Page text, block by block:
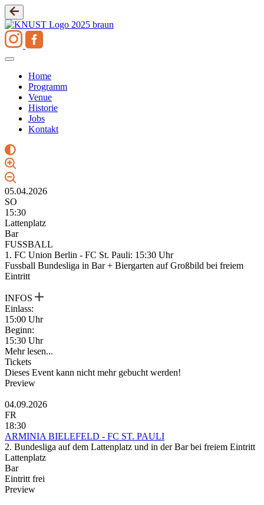
Zum
Inhalt
springen
Home
Programm
Venue
Historie
Jobs
Kontakt
05.04.2026
SO
15:30
Lattenplatz
Bar
FUSSBALL
1. FC Union Berlin - FC St. Pauli: 15:30 Uhr
Fussball Bundesliga in Bar + Biergarten auf Großbild bei freiem
Eintritt
INFOS
Einlass:
15:00 Uhr
Beginn:
15:30 Uhr
Mehr lesen...
Tickets
Dieses Event kann nicht mehr gebucht werden!
Preview
04.09.2026
FR
18:30
ARMINIA BIELEFELD - FC ST. PAULI
2. Bundesliga auf dem Lattenplatz und in der Bar bei freiem Eintritt
Lattenplatz
Bar
Eintritt frei
Preview